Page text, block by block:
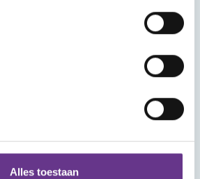
Alles toestaan